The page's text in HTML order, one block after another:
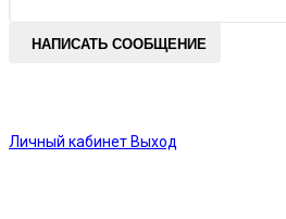
НАПИСАТЬ СООБЩЕНИЕ
Личный кабинет Выход